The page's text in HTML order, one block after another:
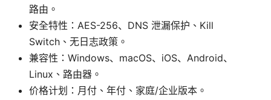
路由。
安全特性：AES-256、DNS 泄漏保护、Kill
Switch、无日志政策。
兼容性：Windows、macOS、iOS、Android、
Linux、路由器。
价格计划：月付、年付、家庭/企业版本。